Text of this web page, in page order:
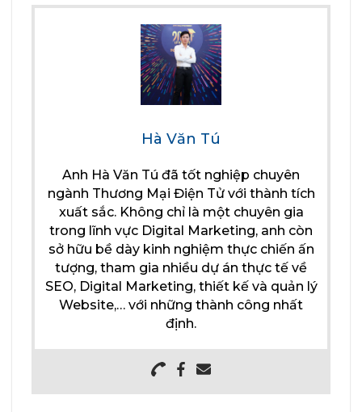
Hà Văn Tú
Anh Hà Văn Tú đã tốt nghiệp chuyên
ngành Thương Mại Điện Tử với thành tích
xuất sắc. Không chỉ là một chuyên gia
trong lĩnh vực Digital Marketing, anh còn
sở hữu bề dày kinh nghiệm thực chiến ấn
tượng, tham gia nhiều dự án thực tế về
SEO, Digital Marketing, thiết kế và quản lý
Website,… với những thành công nhất
định.